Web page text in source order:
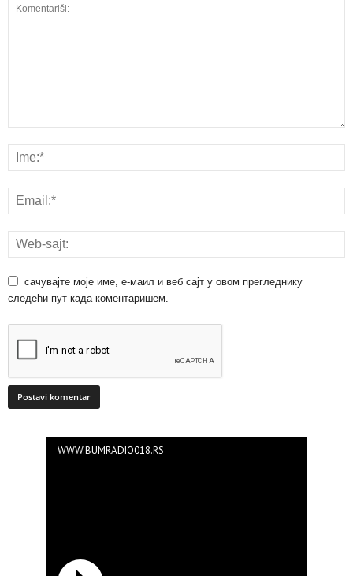
сачувајте моје име, е-маил и веб сајт у овом прегледнику
следећи пут када коментаришем.
WWW.BUMRADIO018.RS